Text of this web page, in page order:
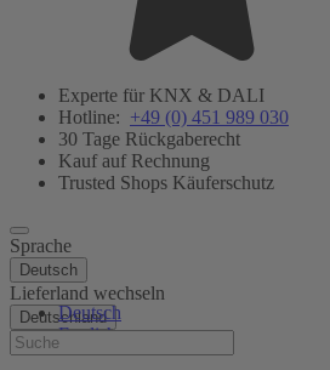
Experte für KNX & DALI
Hotline: +49 (0) 451 989 030
30 Tage Rückgaberecht
Kauf auf Rechnung
Trusted Shops Käuferschutz
Sprache
Deutsch
Deutsch
English
Lieferland wechseln
Deutschland
Hilfe